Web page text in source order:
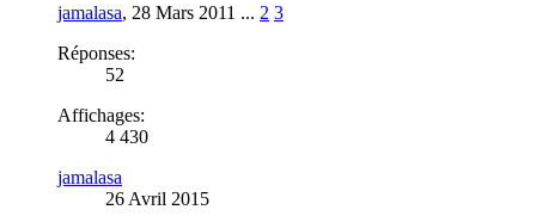
jamalasa, 28 Mars 2011 ... 2 3
Réponses:
52
Affichages:
4 430
jamalasa
26 Avril 2015